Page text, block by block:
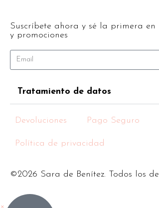
Suscríbete ahora y sé la primera
y promociones
Tratamiento de datos
Devoluciones Pago Seguro
Política de privacidad
©2026 Sara de Benítez. Todos los
×